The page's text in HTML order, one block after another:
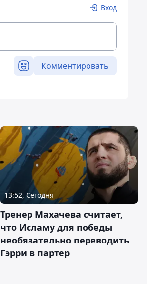
Вход
Комментировать
13:52, Сегодня
Тренер Махачева считает,
что Исламу для победы
необязательно переводить
Гэрри в партер